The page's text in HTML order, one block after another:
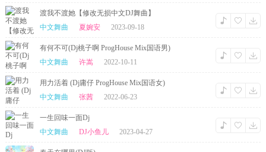
渡我不渡她【修改无损中文DJ舞曲】
中文舞曲
夏婉安 2023-09-18
有何不可(Dj桃子啊 ProgHouse Mix国语男)
中文舞曲
许嵩 2022-10-11
用力活着 (Dj庸仔 ProgHouse Mix国语女)
中文舞曲
张茜 2022-06-23
一生回味一面Dj
中文舞曲
DJ小鱼儿 2023-04-27